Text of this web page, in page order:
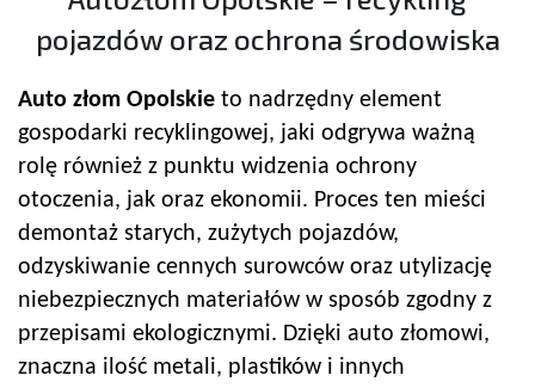
pojazdów oraz ochrona środowiska
Auto złom Opolskie to nadrzędny element
gospodarki recyklingowej, jaki odgrywa ważną
rolę również z punktu widzenia ochrony
otoczenia, jak oraz ekonomii. Proces ten mieści
demontaż starych, zużytych pojazdów,
odzyskiwanie cennych surowców oraz utylizację
niebezpiecznych materiałów w sposób zgodny z
przepisami ekologicznymi. Dzięki auto złomowi,
znaczna ilość metali, plastików i innych